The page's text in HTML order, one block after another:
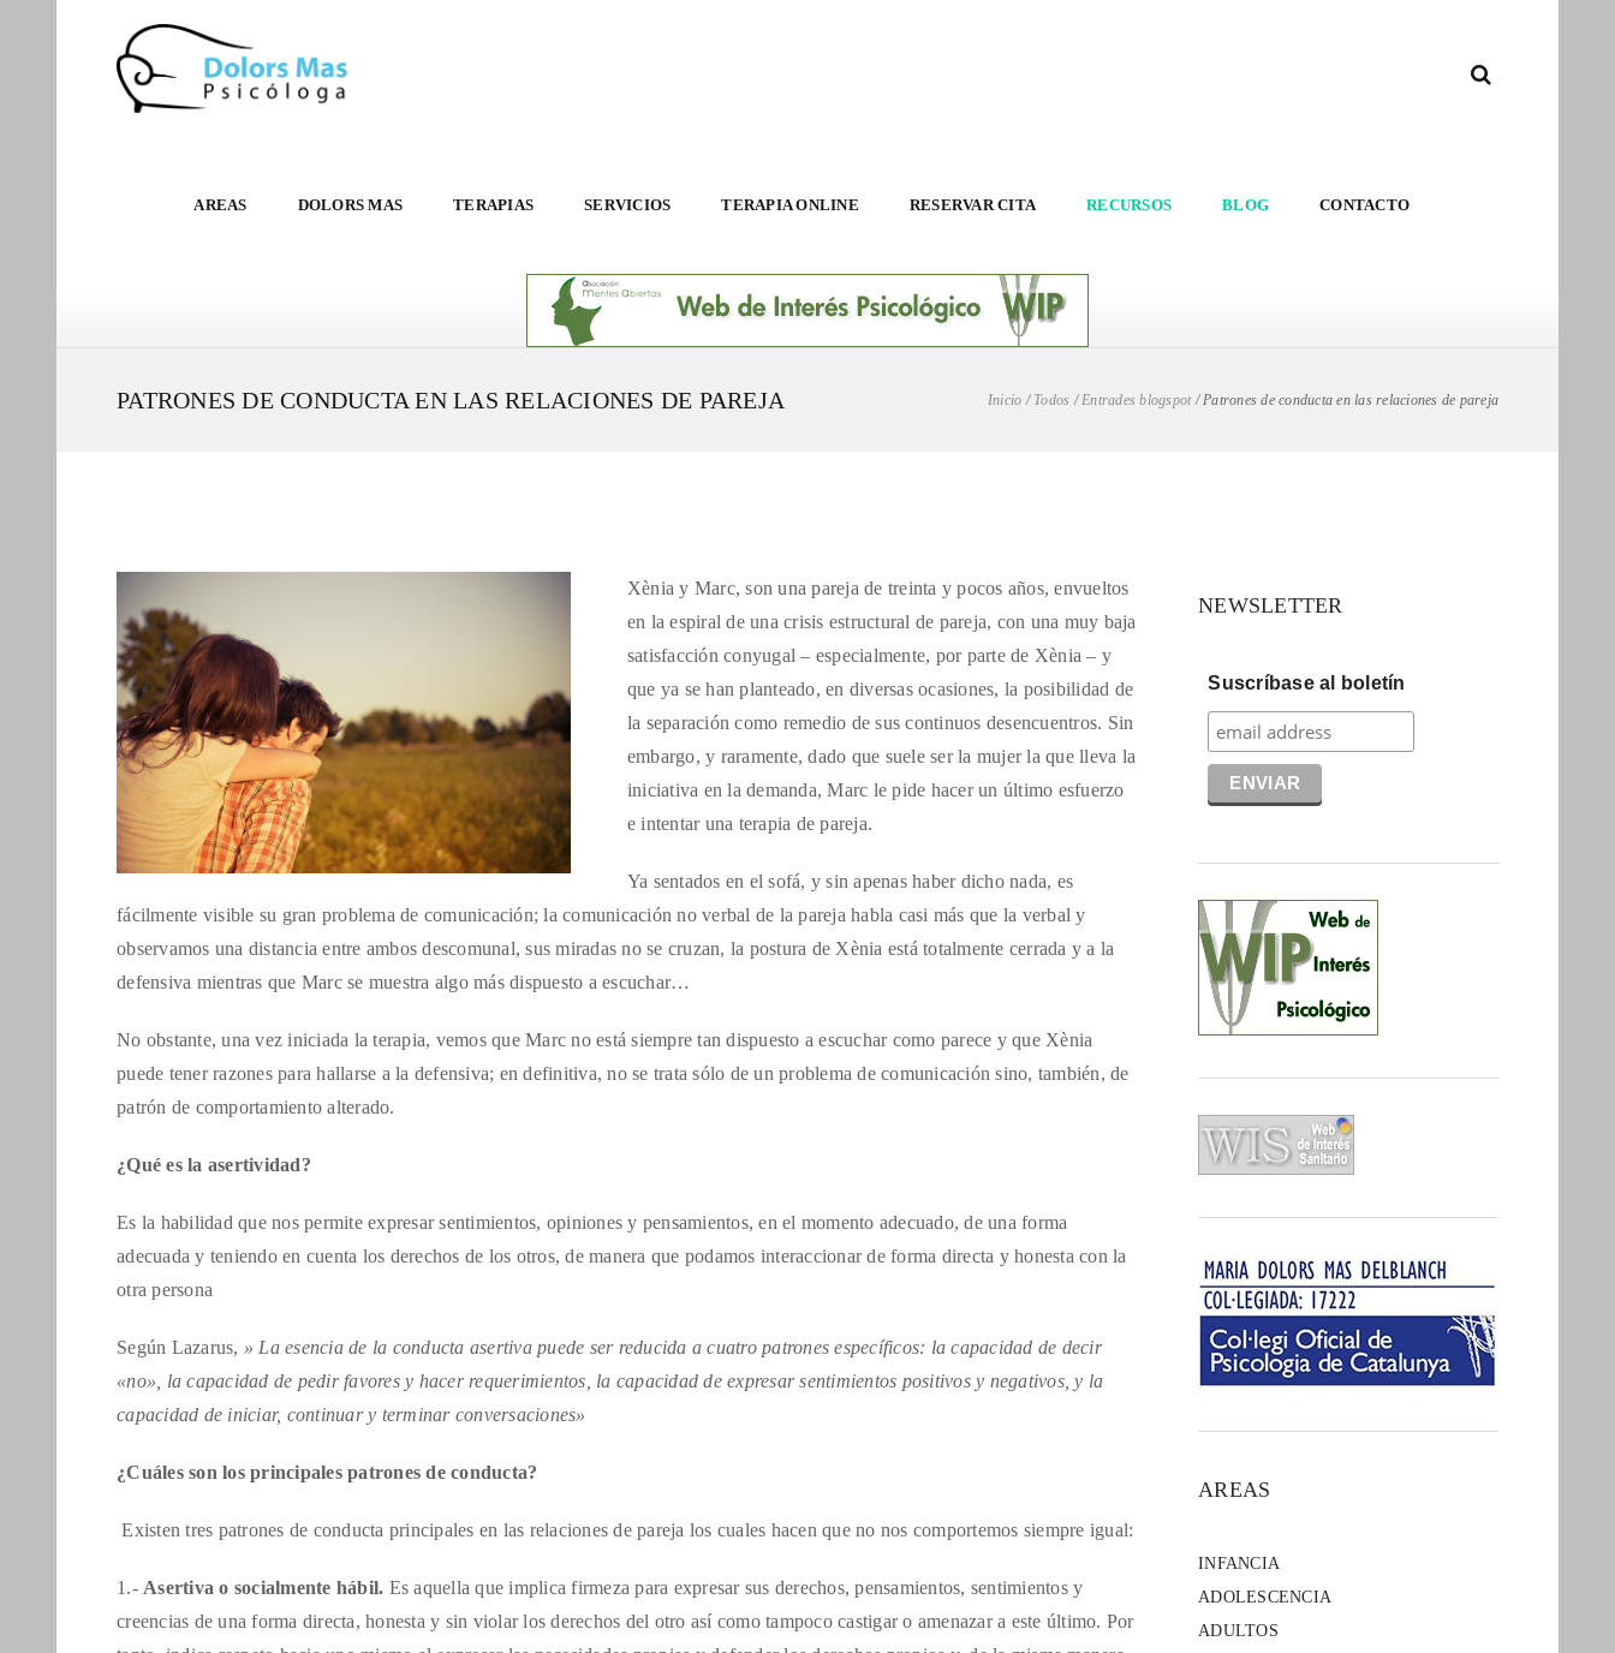
AREAS DOLORS MAS TERAPIAS SERVICIOS TERAPIA ONLINE RESERVAR CITA RECURSOS BLOG CONTACTO
Inicio / Todos /Entrades blogspot/Patrones de conducta en las relaciones de pareja
PATRONES DE CONDUCTA EN LAS RELACIONES DE PAREJA
Xènia y Marc, son una pareja de treinta y pocos años, envueltos
en la espiral de una crisis estructural de pareja, con una muy baja
satisfacción conyugal – especialmente, por parte de Xènia – y
que ya se han planteado, en diversas ocasiones, la posibilidad de
la separación como remedio de sus continuos desencuentros. Sin
embargo, y raramente, dado que suele ser la mujer la que lleva la
iniciativa en la demanda, Marc le pide hacer un último esfuerzo
e intentar una terapia de pareja.
Ya sentados en el sofá, y sin apenas haber dicho nada, es
fácilmente visible su gran problema de comunicación; la comunicación no verbal de la pareja habla casi más que la verbal y
observamos una distancia entre ambos descomunal, sus miradas no se cruzan, la postura de Xènia está totalmente cerrada y a la
defensiva mientras que Marc se muestra algo más dispuesto a escuchar…
No obstante, una vez iniciada la terapia, vemos que Marc no está siempre tan dispuesto a escuchar como parece y que Xènia
puede tener razones para hallarse a la defensiva; en definitiva, no se trata sólo de un problema de comunicación sino, también, de
patrón de comportamiento alterado.
¿Qué es la asertividad?
Es la habilidad que nos permite expresar sentimientos, opiniones y pensamientos, en el momento adecuado, de una forma
adecuada y teniendo en cuenta los derechos de los otros, de manera que podamos interaccionar de forma directa y honesta con la
otra persona
Según Lazarus, » La esencia de la conducta asertiva puede ser reducida a cuatro patrones específicos: la capacidad de decir
«no», la capacidad de pedir favores y hacer requerimientos, la capacidad de expresar sentimientos positivos y negativos, y la
capacidad de iniciar, continuar y terminar conversaciones»
¿Cuáles son los principales patrones de conducta?
Existen tres patrones de conducta principales en las relaciones de pareja los cuales hacen que no nos comportemos siempre igual:
1.- Asertiva o socialmente hábil. Es aquella que implica firmeza para expresar sus derechos, pensamientos, sentimientos y
creencias de una forma directa, honesta y sin violar los derechos del otro así como tampoco castigar o amenazar a este último. Por
NEWSLETTER
Suscríbase al boletín
AREAS
INFANCIA
ADOLESCENCIA
ADULTOS